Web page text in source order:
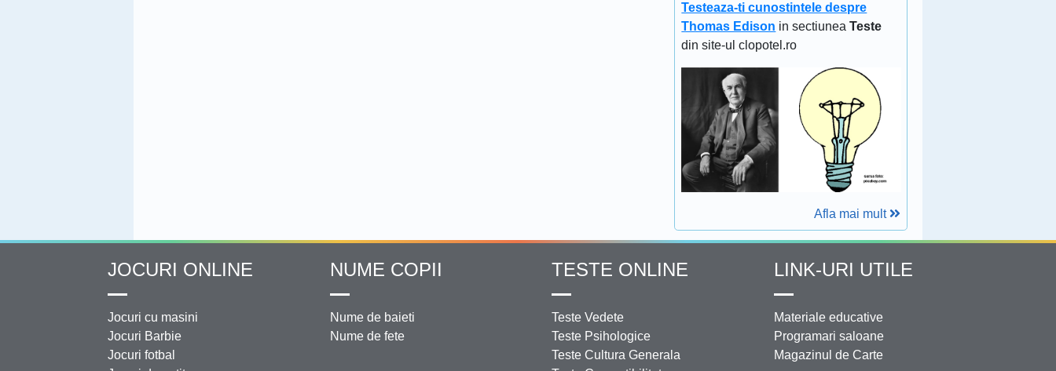
Testeaza-ti cunostintele despre
Thomas Edison in sectiuneaTeste
din site-ul clopotel.ro
Afla mai mult
JOCURI ONLINE
Jocuri cu masini
Jocuri Barbie
Jocuri fotbal
NUME COPII
Nume de baieti
Nume de fete
TESTE ONLINE
Teste Vedete
Teste Psihologice
Teste Cultura Generala
LINK-URI UTILE
Materiale educative
Programari saloane
Magazinul de Carte